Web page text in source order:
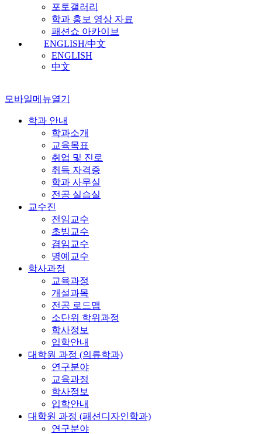
포토갤러리
학과 홍보 영상 자료
패션쇼 아카이브
ENGLISH/中文
ENGLISH
中文
모바일메뉴열기
학과 안내
학과소개
교육목표
취업 및 진로
취득 자격증
학과 사무실
전공 실습실
교수진
전임교수
초빙교수
겸임교수
명예교수
학사과정
교육과정
개설과목
전공 로드맵
소단위 학위과정
학사정보
입학안내
대학원 과정 (의류학과)
연구분야
교육과정
학사정보
입학안내
대학원 과정 (패션디자인학과)
연구분야